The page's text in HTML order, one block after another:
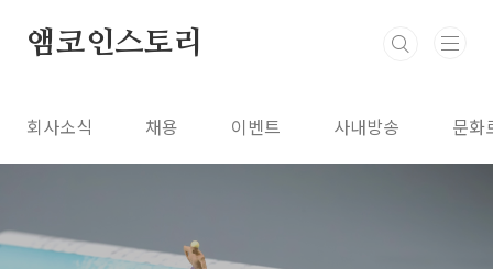
앰코인스토리
회사소식 채용 이벤트 사내방송 문화